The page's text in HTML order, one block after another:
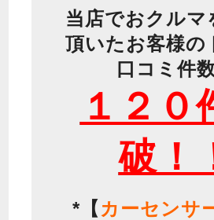
当店でおクルマ
頂いたお客様の
口コミ件数
１２０
破！
*【 カーセンサ